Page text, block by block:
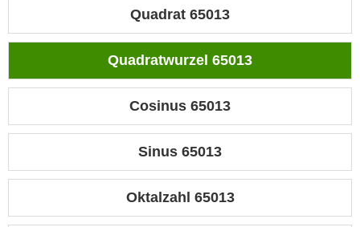
Quadrat 65013
Quadratwurzel 65013
Cosinus 65013
Sinus 65013
Oktalzahl 65013